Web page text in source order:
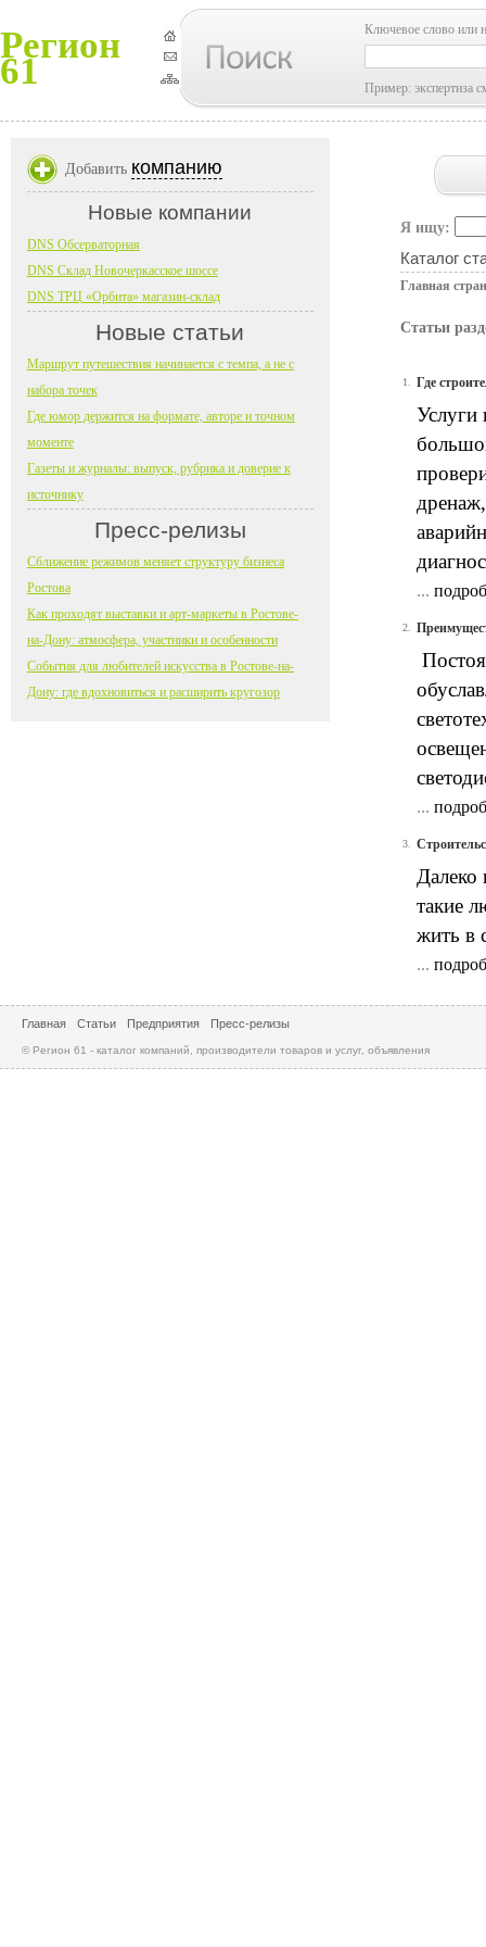
Регион
61
Ключевое слово или
Пример: экспертиза
Я ищу:
Каталог
Главная
Статьи
1. Где
Услуги
...
2.
...
3.
такие
жить в
...
Добавить компанию
Новые компании
DNS Обсерваторная
DNS Склад Новочеркасское шоссе
DNS ТРЦ «Орбита» магазин-склад
Новые статьи
Маршрут путешествия начинается с темпа, а не с
набора точек
Где юмор держится на формате, авторе и точном
моменте
Газеты и журналы: выпуск, рубрика и доверие к
источнику
Пресс-релизы
Сближение режимов меняет структуру бизнеса
Ростова
Как проходят выставки и арт-маркеты в Ростове-
на-Дону: атмосфера, участники и особенности
События для любителей искусства в Ростове-на-
Дону: где вдохновиться и расширить кругозор
Главная Статьи Предприятия Пресс-релизы
© Регион 61 - каталог компаний, производители товаров и услуг, объявления